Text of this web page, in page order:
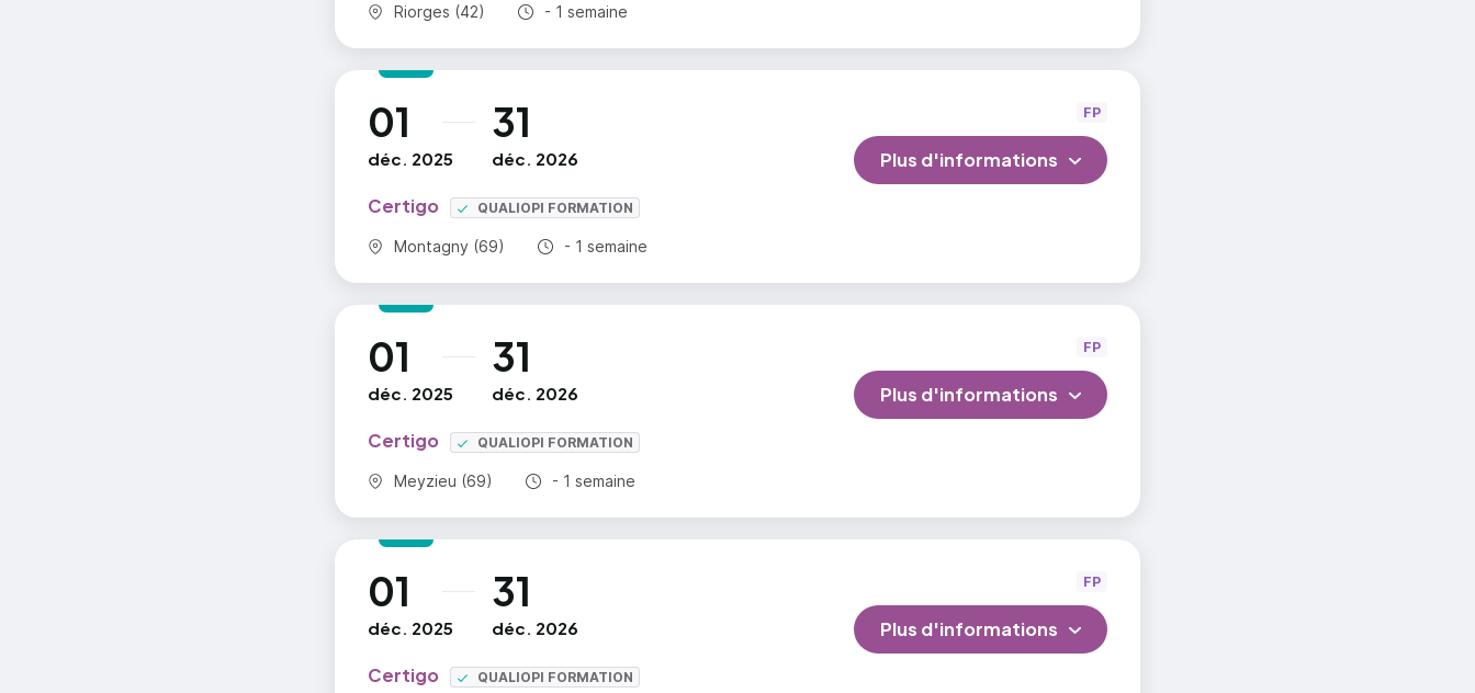
Commune :
Riorges (42) Durée totale :
- 1 semaine
01
déc. 2025
au 31
déc. 2026
Certigo QUALIOPI FORMATION
Commune :
Montagny (69) Durée totale :
- 1 semaine
FP
Plus d'informations
01
déc. 2025
au 31
déc. 2026
Certigo QUALIOPI FORMATION
Commune :
Meyzieu (69) Durée totale :
- 1 semaine
FP
Plus d'informations
01
déc. 2025
au 31
déc. 2026
Certigo QUALIOPI FORMATION
FP
Plus d'informations